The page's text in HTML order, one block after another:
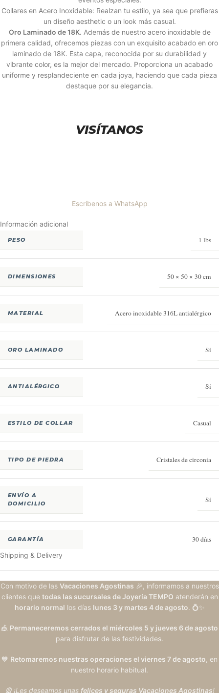
Collares en Acero Inoxidable: Realzan tu estilo, ya sea que prefieras
un diseño aesthetic o un look más casual.
Oro Laminado de 18K. Además de nuestro acero inoxidable de
primera calidad, ofrecemos piezas con un exquisito acabado en oro
laminado de 18K. Esta capa, reconocida por su durabilidad y
vibrante color, es la mejor del mercado. Proporciona un acabado
uniforme y resplandeciente en cada joya, haciendo que cada pieza
destaque por su elegancia.
VISÍTANOS
Escríbenos a WhatsApp
Información adicional
PESO 1 lbs
DIMENSIONES 50 × 50 × 30 cm
MATERIAL Acero inoxidable 316L antialérgico
ORO LAMINADO Sí
ANTIALÉRGICO Sí
ESTILO DE COLLAR Casual
TIPO DE PIEDRA Cristales de circonia
ENVÍO A
DOMICILIO
Sí
GARANTÍA 30 días
Shipping & Delivery
Con motivo de las Vacaciones Agostinas 🎉, informamos a nuestros
clientes que todas las sucursales de Joyería TEMPO atenderán en
horario normal los días lunes 3 y martes 4 de agosto. 💍✨
🎪 Permaneceremos cerrados el miércoles 5 y jueves 6 de agosto
para disfrutar de las festividades.
💙 Retomaremos nuestras operaciones el viernes 7 de agosto, en
nuestro horario habitual.
🎡 ¡Les deseamos unas felices y seguras Vacaciones Agostinas!